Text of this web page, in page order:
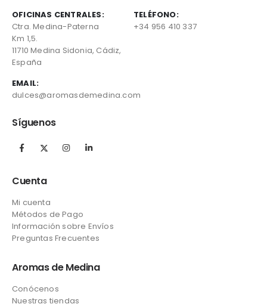
OFICINAS CENTRALES:
Ctra. Medina-Paterna
Km 1,5.
11710 Medina Sidonia, Cádiz,
España
TELÉFONO:
+34 956 410 337
EMAIL:
dulces@aromasdemedina.com
Síguenos
Cuenta
Mi cuenta
Métodos de Pago
Información sobre Envíos
Preguntas Frecuentes
Aromas de Medina
Conócenos
Nuestras tiendas